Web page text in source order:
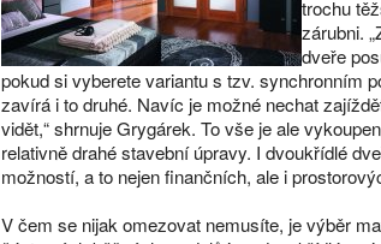
trochu
zárubni.
dveře
pokud si vyberete variantu s tzv. synchronním
zavírá i to druhé. Navíc je možné nechat
vidět,“ shrnuje Grygárek. To vše je ale
relativně drahé stavební úpravy. I dvoukřídlé
možností, a to nejen finančních, ale i
V čem se nijak omezovat nemusíte, je výběr